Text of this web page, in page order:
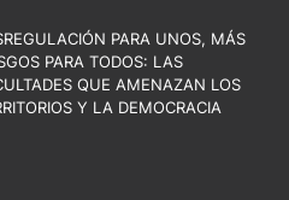
PARA UNOS, MÁS
PARA TODOS: LAS
QUE AMENAZAN LOS
Y LA DEMOCRACIA